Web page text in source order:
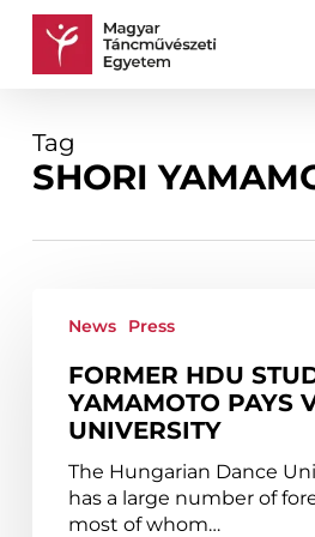
Skip
Cart
Tag
SHORI
HDU
Shori
Yamamoto
pays
visit
News Press
FORMER HDU
YAMAMOTO PAYS
UNIVERSITY
The Hungarian Dance
has a large number of
most of whom…